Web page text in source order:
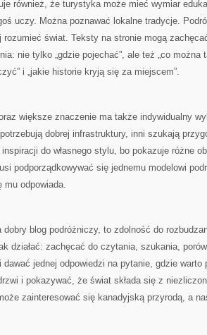
również, że turystyka może mieć wymiar
uczy. Można poznawać lokalne tradycje.
rozumieć świat. Teksty na stronie mogą
nie tylko „gdzie pojechać”, ale też „co można
i „jakie historie kryją się za miejscem”.
większe znaczenie ma także indywidualny
dobrej infrastruktury, inni szukają
inspiracji do własnego stylu, bo pokazuje różne
podporządkowywać się jednemu modelowi
mu odpowiada.
dobry blog podróżniczy, to zdolność do
działać: zachęcać do czytania, szukania,
dawać jednej odpowiedzi na pytanie, gdzie warto
i pokazywać, że świat składa się z
zainteresować się kanadyjską przyrodą, a